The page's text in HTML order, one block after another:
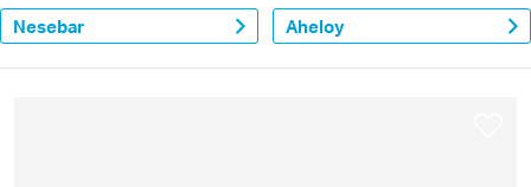
Nesebar Aheloy